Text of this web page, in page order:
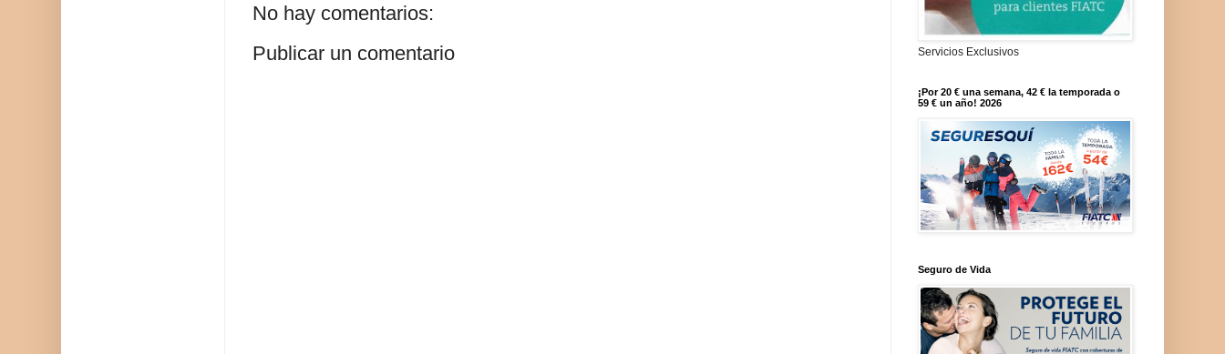
No hay comentarios:
Publicar un comentario
Servicios Exclusivos
¡Por 20 € una semana, 42 € la temporada o
59 € un año! 2026
Seguro de Vida